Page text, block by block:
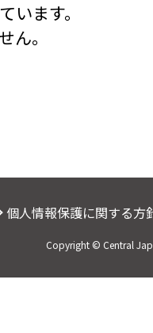
います。
ん。
個人情報保護に関する方
Copyright © Central